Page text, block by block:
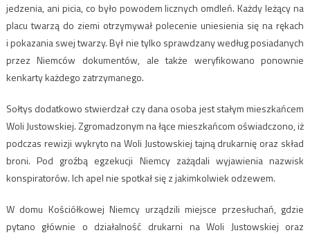
jedzenia, ani picia, co było powodem licznych omdleń. Każdy leżący na
placu twarzą do ziemi otrzymywał polecenie uniesienia się na rękach
i pokazania swej twarzy. Był nie tylko sprawdzany według posiadanych
przez Niemców dokumentów, ale także weryfikowano ponownie
kenkarty każdego zatrzymanego.
Sołtys dodatkowo stwierdzał czy dana osoba jest stałym mieszkańcem
Woli Justowskiej. Zgromadzonym na łące mieszkańcom oświadczono, iż
podczas rewizji wykryto na Woli Justowskiej tajną drukarnię oraz skład
broni. Pod groźbą egzekucji Niemcy zażądali wyjawienia nazwisk
konspiratorów. Ich apel nie spotkał się z jakimkolwiek odzewem.
W domu Kościółkowej Niemcy urządzili miejsce przesłuchań, gdzie
pytano głównie o działalność drukarni na Woli Justowskiej oraz